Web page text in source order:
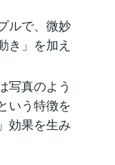
ルで、微妙
き」を加え
写真のよう
いう特徴を
効果を生み